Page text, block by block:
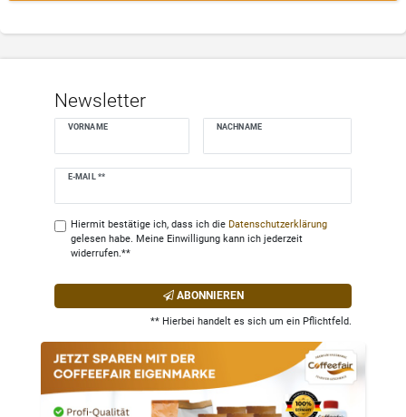
Newsletter
VORNAME NACHNAME
E-MAIL **
Newsletter
Hiermit bestätige ich, dass ich die Daten­schutz­erklärung
gelesen habe. Meine Einwilligung kann ich jederzeit
widerrufen.**
ABONNIEREN
** Hierbei handelt es sich um ein Pflichtfeld.